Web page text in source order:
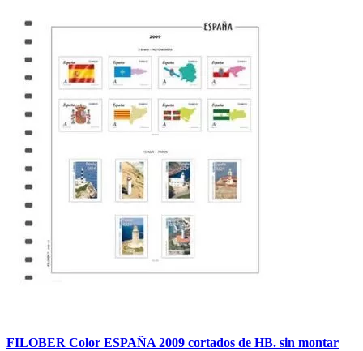
FILOBER Color ESPAÑA 2009 cortados de HB. sin montar